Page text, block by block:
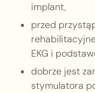
implant,
przed
EKG i
dobrze jest
stymulatora